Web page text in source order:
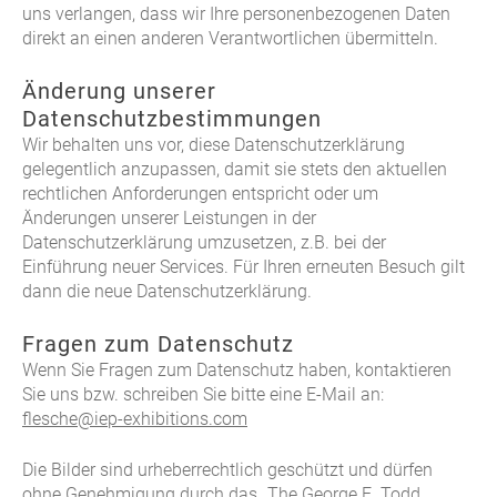
uns verlangen, dass wir Ihre personenbezogenen Daten
direkt an einen anderen Verantwortlichen übermitteln.
Änderung unserer
Datenschutzbestimmungen
Wir behalten uns vor, diese Datenschutzerklärung
gelegentlich anzupassen, damit sie stets den aktuellen
rechtlichen Anforderungen entspricht oder um
Änderungen unserer Leistungen in der
Datenschutzerklärung umzusetzen, z.B. bei der
Einführung neuer Services. Für Ihren erneuten Besuch gilt
dann die neue Datenschutzerklärung.
Fragen zum Datenschutz
Wenn Sie Fragen zum Datenschutz haben, kontaktieren
Sie uns bzw. schreiben Sie bitte eine E-Mail an:
flesche@iep-exhibitions.com
Die Bilder sind urheberrechtlich geschützt und dürfen